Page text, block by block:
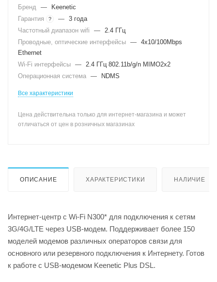
Бренд —
Keenetic
Гарантия
? — 3 года
Частотный диапазон wifi
— 2.4 ГГц
Проводные, оптические интерфейсы — 4x10/100Mbps
Ethernet
Wi-Fi интерфейсы — 2.4 ГГц 802.11b/g/n MIMO2x2
Операционная система — NDMS
Все характеристики
Цена действительна только для интернет-магазина и может
отличаться от цен в розничных магазинах
ОПИСАНИЕ ХАРАКТЕРИСТИКИ НАЛИЧИЕ
Интернет-центр с Wi-Fi N300* для подключения к сетям
3G/4G/LTE через USB-модем. Поддерживает более 150
моделей модемов различных операторов связи для
основного или резервного подключения к Интернету. Готов
к работе с USB-модемом Keenetic Plus DSL.